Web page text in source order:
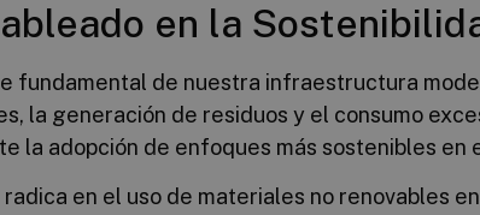
en la
fundamental de nuestra infraestructura
la generación de residuos y el consumo
la adopción de enfoques más sostenibles
en el uso de materiales no renovables